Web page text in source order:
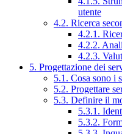
utente
4.2. Ricerca
4.2.1.
4.2.2.
4.2.3.
5. Progettazione dei
5.1. Cosa sono i
5.2. Progettare
5.3. Definire il
5.3.1.
5.3.2.